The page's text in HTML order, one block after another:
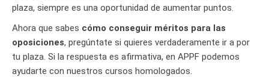
plaza, siempre es una oportunidad de aumentar puntos.
Ahora que sabes cómo conseguir méritos para las
oposiciones, pregúntate si quieres verdaderamente ir a por
tu plaza. Si la respuesta es afirmativa, en APPF podemos
ayudarte con nuestros cursos homologados.